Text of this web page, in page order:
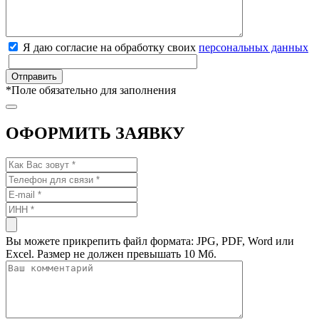
Я даю согласие на обработку своих персональных данных
*Поле обязательно для заполнения
ОФОРМИТЬ ЗАЯВКУ
Вы можете прикрепить файл формата: JPG, PDF, Word или
Excel. Размер не должен превышать 10 Мб.